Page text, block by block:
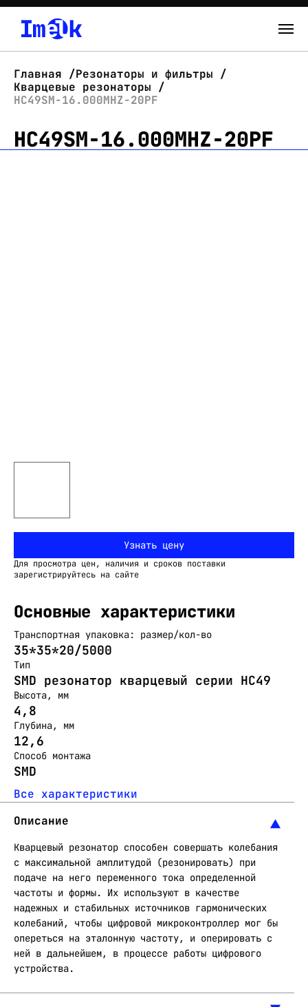
О нас
Новости
Главная
Резонаторы и фильтры
Кварцевые резонаторы
HC49SM-16.000MHZ-20PF
HC49SM-16.000MHZ-20PF
Узнать цену
Для просмотра цен, наличия и сроков поставки
зарегистрируйтесь на сайте
Основные характеристики
Транспортная упаковка: размер/кол-во
35*35*20/5000
Тип
SMD резонатор кварцевый серии HC49
Высота, мм
4,8
Глубина, мм
12,6
Способ монтажа
SMD
Все характеристики
Описание
Кварцевый резонатор способен совершать колебания
с максимальной амплитудой (резонировать) при
подаче на него переменного тока определенной
частоты и формы. Их используют в качестве
надежных и стабильных источников гармонических
колебаний, чтобы цифровой микроконтроллер мог бы
опереться на эталонную частоту, и оперировать с
ней в дальнейшем, в процессе работы цифрового
устройства.